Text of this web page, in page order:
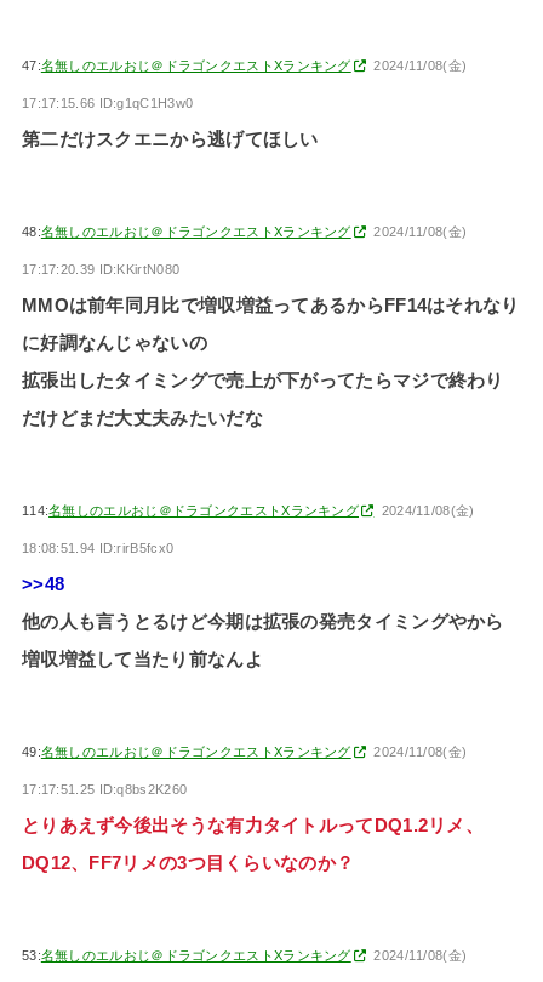
47:名無しのエルおじ＠ドラゴンクエストXランキング 2024/11/08(金)
17:17:15.66 ID:g1qC1H3w0
第二だけスクエニから逃げてほしい
48:名無しのエルおじ＠ドラゴンクエストXランキング 2024/11/08(金)
17:17:20.39 ID:KKirtN080
MMOは前年同月比で増収増益ってあるからFF14はそれなり
に好調なんじゃないの
拡張出したタイミングで売上が下がってたらマジで終わり
だけどまだ大丈夫みたいだな
114:名無しのエルおじ＠ドラゴンクエストXランキング 2024/11/08(金)
18:08:51.94 ID:rirB5fcx0
>>48
他の人も言うとるけど今期は拡張の発売タイミングやから
増収増益して当たり前なんよ
49:名無しのエルおじ＠ドラゴンクエストXランキング 2024/11/08(金)
17:17:51.25 ID:q8bs2K260
とりあえず今後出そうな有力タイトルってDQ1.2リメ、
DQ12、FF7リメの3つ目くらいなのか？
53:名無しのエルおじ＠ドラゴンクエストXランキング 2024/11/08(金)